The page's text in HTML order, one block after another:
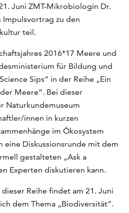
Juni ZMT-Mikrobiologin Dr.
zu den
teil.
2016*17 Meere und
für Bildung und
Sips“ in der Reihe „Ein
Meere“. Bei dieser
Naturkundemuseum
innen in kurzen
im Ökosystem
eine Diskussionsrunde mit dem
gestalteten „Ask a
Experten diskutieren kann.
Reihe findet am 21. Juni
dem Thema „Biodiversität“.